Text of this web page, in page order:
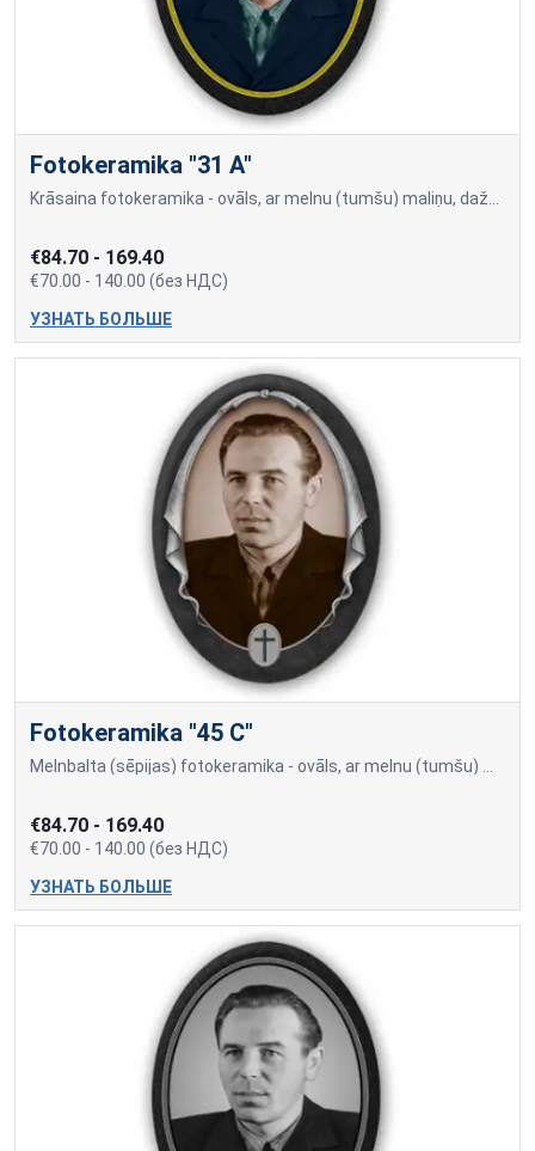
Fotokeramika "31 A"
Krāsaina fotokeramika - ovāls, ar melnu (tumšu) maliņu, dažādi izmēri: 9x12cm=70,00 10x15cm=80,00 13x18cm=90,00 18x24cm=140,00 Cena var mainīties, ja papildus tiek pievien
€84.70 - 169.40
€70.00 - 140.00 (без НДС)
УЗНАТЬ БОЛЬШЕ
Fotokeramika "45 C"
Melnbalta (sēpijas) fotokeramika - ovāls, ar melnu (tumšu) maliņu, dažādi izmēri: 9x12cm=70,00; 10x15cm=80,00; 13x18cm=90,00; 18x24cm=140,00 Cena var mainīties, ja papildu
€84.70 - 169.40
€70.00 - 140.00 (без НДС)
УЗНАТЬ БОЛЬШЕ